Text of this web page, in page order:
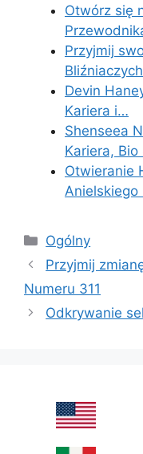
Otwórz się
Przyjmij
Devin
Kariera i…
Shenseea
Kariera, Bio
Otwieranie
Anielskiego
Categories
Ogólny
Przyjmij
Numeru 311
Odkrywanie